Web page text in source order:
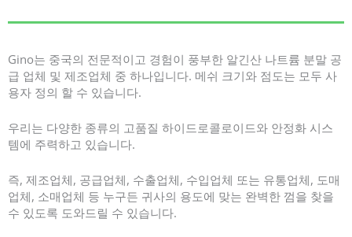
Gino는 중국의 전문적이고 경험이 풍부한 알긴산 나트륨 분말 공
급 업체 및 제조업체 중 하나입니다. 메쉬 크기와 점도는 모두 사
용자 정의 할 수 있습니다.
우리는 다양한 종류의 고품질 하이드로콜로이드와 안정화 시스
템에 주력하고 있습니다.
즉, 제조업체, 공급업체, 수출업체, 수입업체 또는 유통업체, 도매
업체, 소매업체 등 누구든 귀사의 용도에 맞는 완벽한 껌을 찾을
수 있도록 도와드릴 수 있습니다.